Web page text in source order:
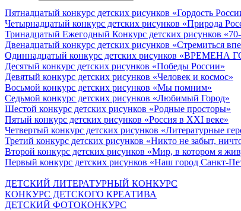
Пятнадцатый конкурс детских рисунков «Гордость
Четырнадцатый конкурс детских рисунков «Природа
Тринадцатый Ежегодный Конкурс детских рисунков
Двенадцатый конкурс детских рисунков «Стремиться
Одиннадцатый конкурс детских рисунков «ВРЕМЕНА
Десятый конкурс детских рисунков «Победы России»
Девятый конкурс детских рисунков «Человек и космос»
Восьмой конкурс детских рисунков «Мы помним»
Седьмой конкурс детских рисунков «Любимый Город»
Шестой конкурс детских рисунков «Родные просторы»
Пятый конкурс детских рисунков «Россия в XXI веке»
Четвертый конкурс детских рисунков «Литературные
Третий конкурс детских рисунков «Никто не забыт,
Второй конкурс детских рисунков «Мир, в котором я
Первый конкурс детских рисунков «Наш город Санкт-
ДЕТСКИЙ ЛИТЕРАТУРНЫЙ КОНКУРС
КОНКУРС ДЕТСКОГО КРЕАТИВА
ДЕТСКИЙ ФОТОКОНКУРС